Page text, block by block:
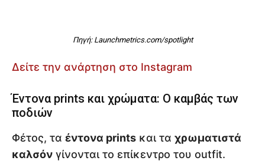
Πηγή: Launchmetrics.com/spotlight
Δείτε την ανάρτηση στο Instagram
Έντονα prints και χρώματα: Ο καμβάς των
ποδιών
Φέτος, τα έντονα prints και τα χρωματιστά
καλσόν γίνονται το επίκεντρο του outfit.